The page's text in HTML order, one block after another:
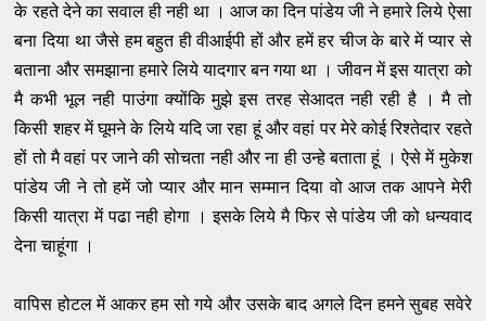
के रहते देने का सवाल ही नही था । आज का दिन पांडेय जी ने हमारे लिये ऐसा
बना दिया था जैसे हम बहुत ही वीआईपी हों और हमें हर चीज के बारे में प्यार से
बताना और समझाना हमारे लिये यादगार बन गया था । जीवन में इस यात्रा को
मै कभी भूल नही पाउंगा क्योंकि मुझे इस तरह सेआदत नही रही है । मै तो
किसी शहर में घूमने के लिये यदि जा रहा हूं और वहां पर मेरे कोई रिश्तेदार रहते
हों तो मै वहां पर जाने की सोचता नही और ना ही उन्हे बताता हूं । ऐसे में मुकेश
पांडेय जी ने तो हमें जो प्यार और मान सम्मान दिया वो आज तक आपने मेरी
किसी यात्रा में पढा नही होगा । इसके लिये मै फिर से पांडेय जी को धन्यवाद
देना चाहूंगा ।
वापिस होटल में आकर हम सो गये और उसके बाद अगले दिन हमने सुबह सवेरे